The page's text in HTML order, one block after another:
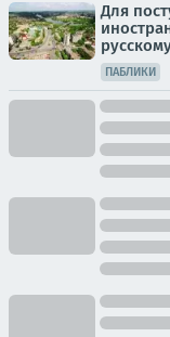
Для
ПАБЛИКИ